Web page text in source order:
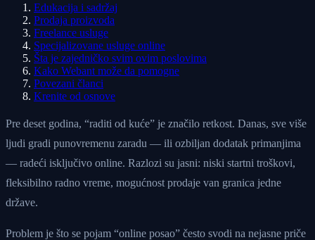
Edukacija i sadržaj
Prodaja proizvoda
Freelance usluge
Specijalizovane usluge online
Šta je zajedničko svim ovim poslovima
Kako Webant može da pomogne
Povezani članci
Krenite od osnove
Pre deset godina, “raditi od kuće” je značilo retkost. Danas, sve više
ljudi gradi punovremenu zaradu — ili ozbiljan dodatak primanjima
— radeći isključivo online. Razlozi su jasni: niski startni troškovi,
fleksibilno radno vreme, mogućnost prodaje van granica jedne
države.
Problem je što se pojam “online posao” često svodi na nejasne priče